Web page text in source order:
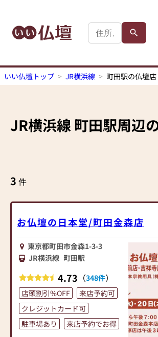
いい仏壇トップ JR横浜線 町田駅の仏壇店
JR横浜線町田駅周辺
3 件
お仏壇の日本堂/町田金森店
東京都町田市金森1-3-3
JR横浜線 町田駅
4.73 （348件）
店頭割引%OFF
来店予約可
クレジットカード可
駐車場あり
来店予約でお得